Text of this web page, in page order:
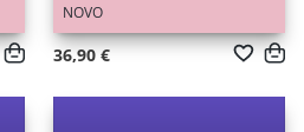
NOVO
36,90 €